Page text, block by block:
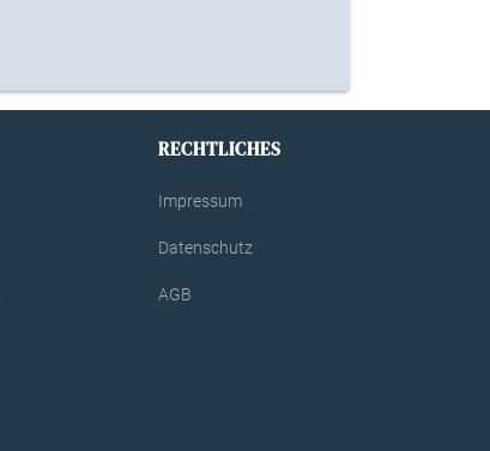
RECHTLICHES
Impressum
Datenschutz
AGB